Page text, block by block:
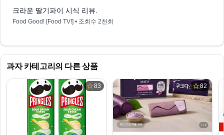
크라운 딸기파이 시식 리뷰.
Food Good! [Food TV!] • 조회수 2천회
과자카테고리의 다른 상품
83 82